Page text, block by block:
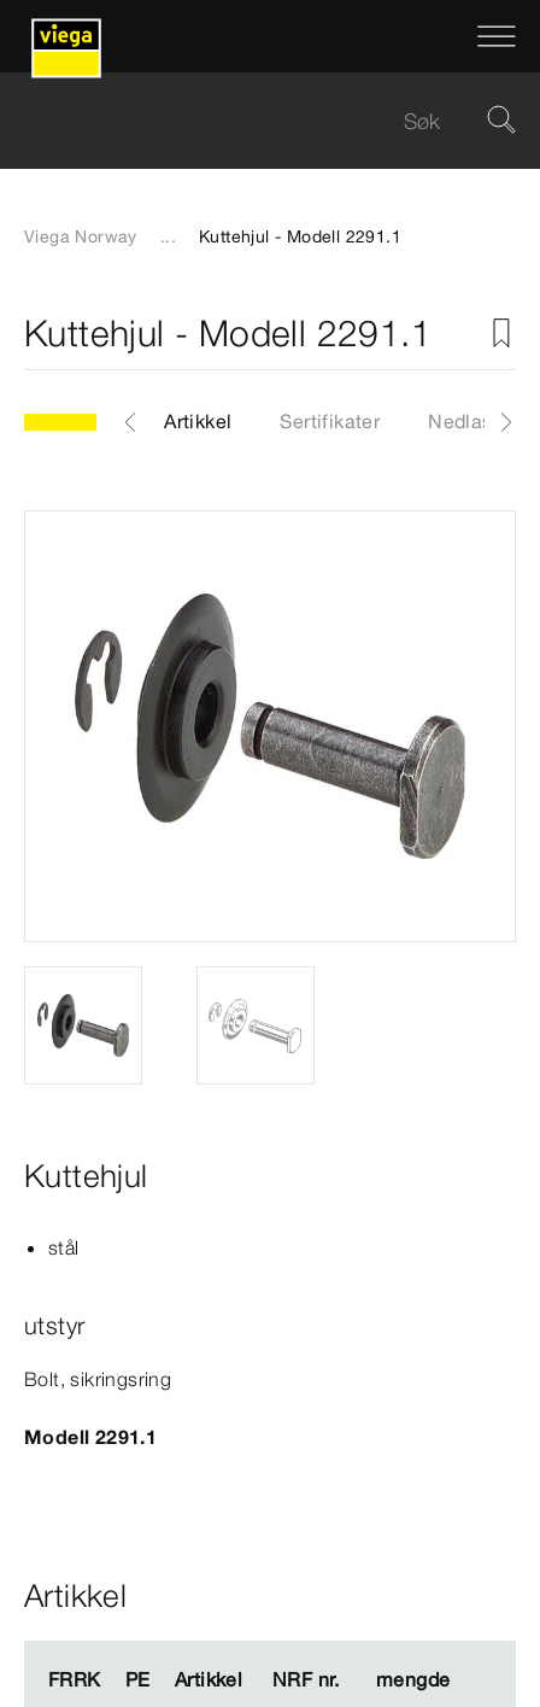
Viega Norway ... Kuttehjul - Modell 2291.1
Kuttehjul - Modell 2291.1
2291.1 Artikkel Sertifikater
Kuttehjul
stål
utstyr
Bolt, sikringsring
Modell 2291.1
Artikkel
FRRK PE Artikkel NRF nr. mengde
FRRK PE Artikkel NRF nr. mengde